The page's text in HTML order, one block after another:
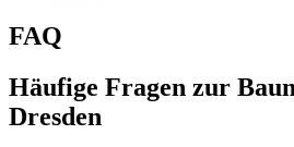
FAQ
Häufige Fragen zur
Dresden